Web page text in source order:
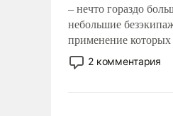
– нечто гораздо
небольшие
применение которых
обыденностью.
такого корабля
реализация
2 комментария